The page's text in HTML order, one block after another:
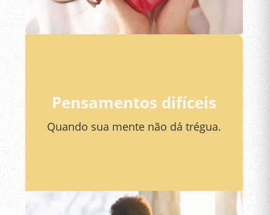
Pensamentos difíceis
Quando sua mente não dá trégua.